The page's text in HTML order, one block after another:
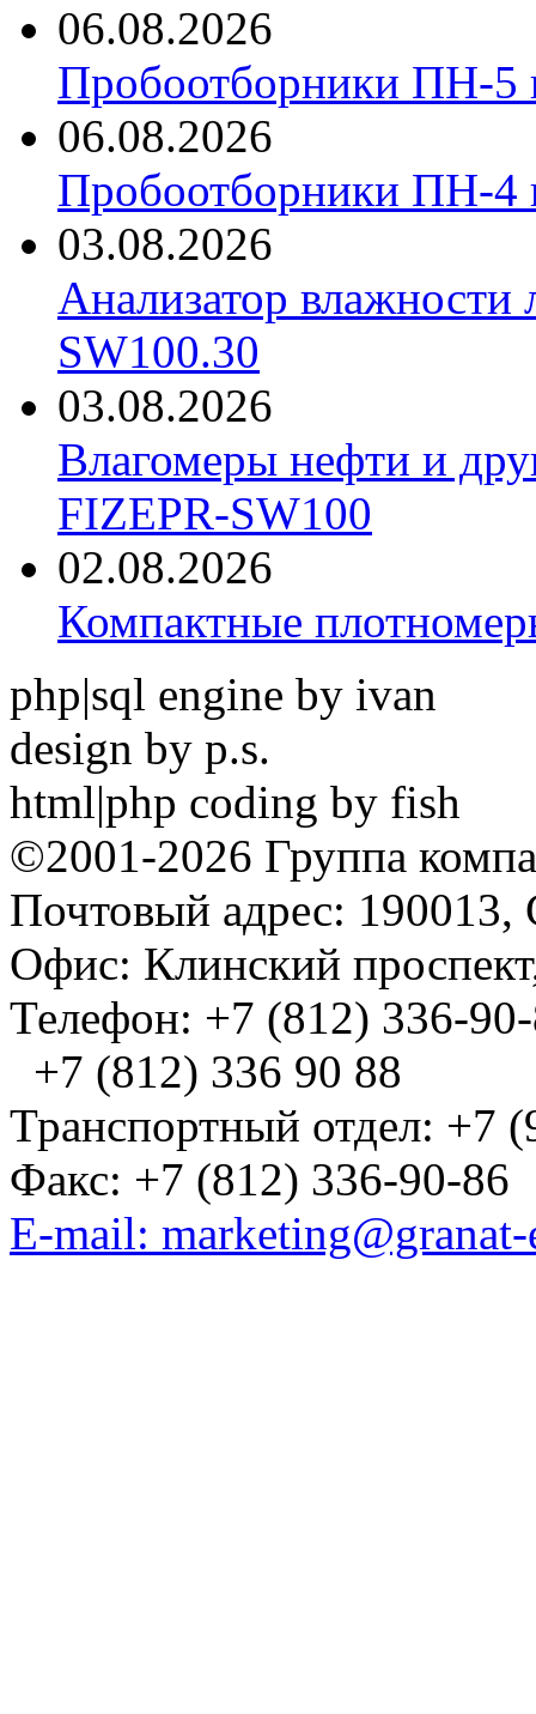
06.08.2026
Пробоотборники ПН-
06.08.2026
Пробоотборники ПН-
03.08.2026
Анализатор
SW100.30
03.08.2026
Влагомеры нефти и
FIZEPR-SW100
02.08.2026
Компактные
php|sql engine by ivan
design by p.s.
html|php coding by fish
©2001-2026 Группа
Почтовый адрес: 190013,
Офис: Клинский
Телефон: +7 (812) 336-
+7 (812) 336 90 88
Транспортный отдел: +7
Факс: +7 (812) 336-90-86
E-mail: